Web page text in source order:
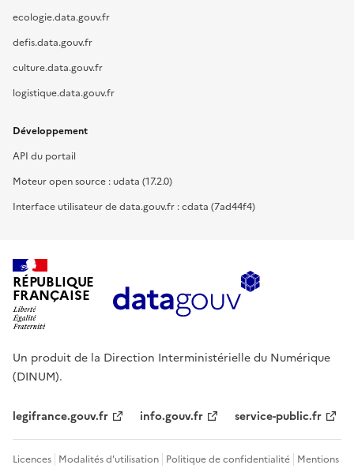
ecologie.data.gouv.fr
defis.data.gouv.fr
culture.data.gouv.fr
logistique.data.gouv.fr
Développement
API du portail
Moteur open source : udata (17.2.0)
Interface utilisateur de data.gouv.fr : cdata (7ad44f4)
RÉPUBLIQUE
FRANÇAISE
Un produit de la Direction Interministérielle du Numérique
(DINUM).
legifrance.gouv.fr info.gouv.fr service-public.fr
Licences Modalités d'utilisation Politique de confidentialité Mentions